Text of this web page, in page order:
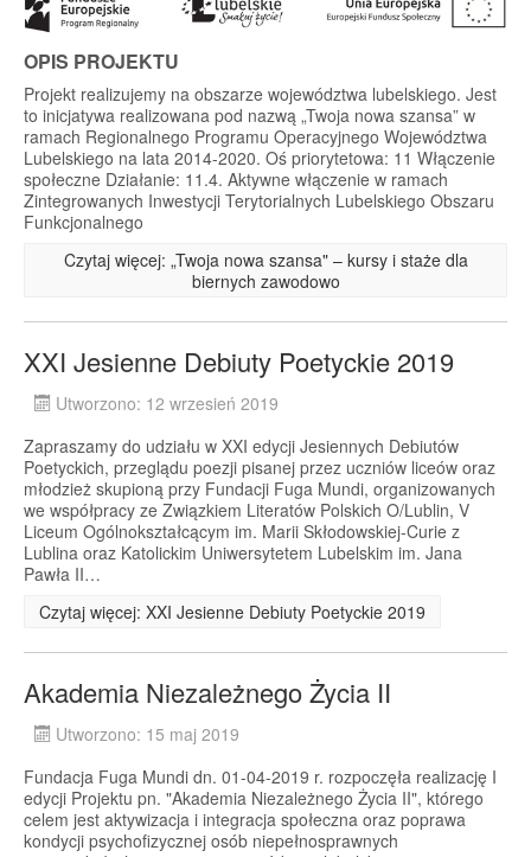
OPIS PROJEKTU
Projekt realizujemy na obszarze województwa lubelskiego. Jest
to inicjatywa realizowana pod nazwą „Twoja nowa szansa” w
ramach Regionalnego Programu Operacyjnego Województwa
Lubelskiego na lata 2014-2020. Oś priorytetowa: 11 Włączenie
społeczne Działanie: 11.4. Aktywne włączenie w ramach
Zintegrowanych Inwestycji Terytorialnych Lubelskiego Obszaru
Funkcjonalnego
Czytaj więcej: „Twoja nowa szansa" – kursy i staże dla
biernych zawodowo
XXI Jesienne Debiuty Poetyckie 2019
Utworzono: 12 wrzesień 2019
Zapraszamy do udziału w XXI edycji Jesiennych Debiutów
Poetyckich, przeglądu poezji pisanej przez uczniów liceów oraz
młodzież skupioną przy Fundacji Fuga Mundi, organizowanych
we współpracy ze Związkiem Literatów Polskich O/Lublin, V
Liceum Ogólnokształcącym im. Marii Skłodowskiej-Curie z
Lublina oraz Katolickim Uniwersytetem Lubelskim im. Jana
Pawła II…
Czytaj więcej: XXI Jesienne Debiuty Poetyckie 2019
Akademia Niezależnego Życia II
Utworzono: 15 maj 2019
Fundacja Fuga Mundi dn. 01-04-2019 r. rozpoczęła realizację I
edycji Projektu pn. "Akademia Niezależnego Życia II", którego
celem jest aktywizacja i integracja społeczna oraz poprawa
kondycji psychofizycznej osób niepełnosprawnych